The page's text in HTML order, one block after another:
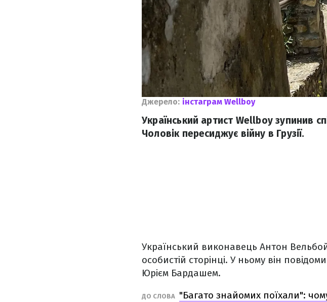
Джерело: інстаграм Wellboy
Український артист Wellboy зупинив
Чоловік пересиджує війну в Грузії.
Український виконавець Антон
особистій сторінці. У ньому він
Юрієм Бардашем.
ДО СЛОВА "Багато знайомих поїхали":